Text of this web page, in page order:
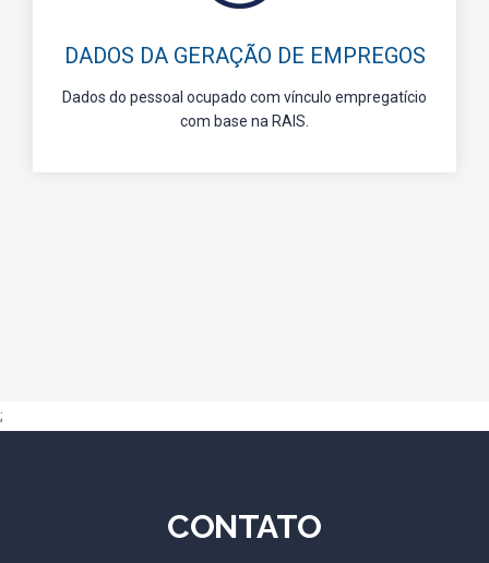
DADOS DA GERAÇÃO DE EMPREGOS
Dados do pessoal ocupado com vínculo empregatício
com base na RAIS.
;
CONTATO